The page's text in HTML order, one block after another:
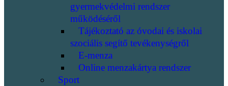
gyermekvédelmi rendszer
működéséről
Tájékoztató az óvodai és iskolai
szociális segítő tevékenységről
E-menza
Online menzakártya rendszer
Sport